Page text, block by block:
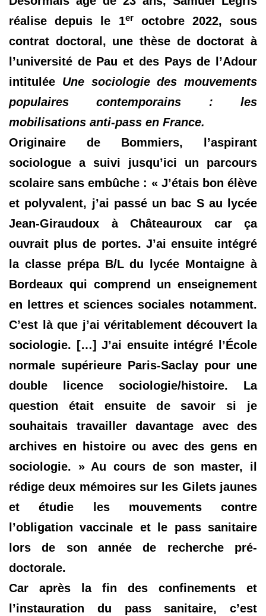
réalise depuis le 1eroctobre 2022, sous
contrat doctoral, une thèse de doctorat à
l’université de Pau et des Pays de l’Adour
intitulée Une sociologie des mouvements
populaires contemporains : les
mobilisations anti-pass en France.
Originaire de Bommiers, l’aspirant
sociologue a suivi jusqu’ici un parcours
scolaire sans embûche : « J’étais bon élève
et polyvalent, j’ai passé un bac S au lycée
Jean-Giraudoux à Châteauroux car ça
ouvrait plus de portes. J’ai ensuite intégré
la classe prépa B/L du lycée Montaigne à
Bordeaux qui comprend un enseignement
en lettres et sciences sociales notamment.
C’est là que j’ai véritablement découvert la
sociologie. […] J’ai ensuite intégré l’École
normale supérieure Paris-Saclay pour une
double licence sociologie/histoire. La
question était ensuite de savoir si je
souhaitais travailler davantage avec des
archives en histoire ou avec des gens en
sociologie. » Au cours de son master, il
rédige deux mémoires sur les Gilets jaunes
et étudie les mouvements contre
l’obligation vaccinale et le pass sanitaire
lors de son année de recherche pré-
doctorale.
Car après la fin des confinements et
l’instauration du pass sanitaire, c’est